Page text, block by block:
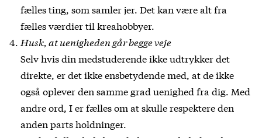
fælles ting, som samler jer. Det kan være alt fra
fælles værdier til kreahobbyer.
Husk, at uenigheden går begge veje
Selv hvis din medstuderende ikke udtrykker det
direkte, er det ikke ensbetydende med, at de ikke
også oplever den samme grad uenighed fra dig. Med
andre ord, I er fælles om at skulle respektere den
anden parts holdninger.